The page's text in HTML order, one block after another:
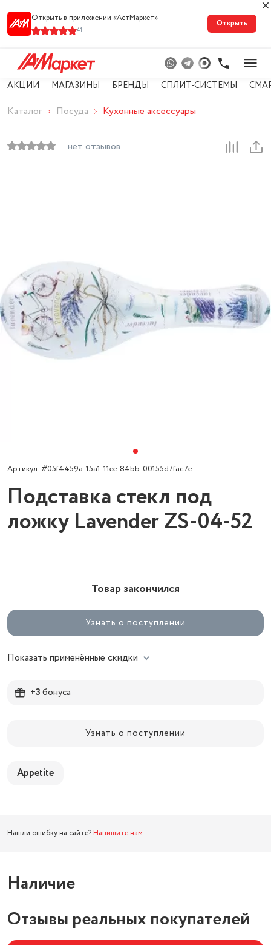
Открыть в приложении «АстМарке‪т‬»
41
Открыть
АКЦИИ МАГАЗИНЫ БРЕНДЫ СПЛИТ-СИСТЕМЫ
Каталог Посуда Кухонные аксессуары
нет отзывов
Артикул: #05f4459a-15a1-11ee-84bb-00155d7fac7e
Подставка стекл под
ложку Lavender ZS-04-52
Товар закончился
Узнать о поступлении
Показать применённые скидки
+3бонуса
Узнать о поступлении
Appetite
Нашли ошибку на сайте? Напишите нам.
Наличие
Отзывы реальных покупателей